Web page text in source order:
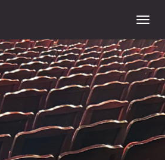
Menu